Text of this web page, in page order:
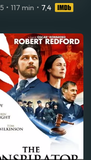
• 117 min • 7,4